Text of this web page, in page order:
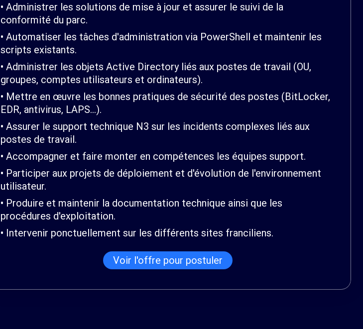
Administrer les solutions de mise à jour et assurer le suivi de la
conformité du parc.
Automatiser les tâches d'administration via PowerShell et maintenir les
scripts existants.
Administrer les objets Active Directory liés aux postes de travail (OU,
groupes, comptes utilisateurs et ordinateurs).
Mettre en œuvre les bonnes pratiques de sécurité des postes (BitLocker,
EDR, antivirus, LAPS...).
Assurer le support technique N3 sur les incidents complexes liés aux
postes de travail.
Accompagner et faire monter en compétences les équipes support.
Participer aux projets de déploiement et d'évolution de l'environnement
utilisateur.
Produire et maintenir la documentation technique ainsi que les
procédures d'exploitation.
Intervenir ponctuellement sur les différents sites franciliens.
Voir l'offre pour postuler